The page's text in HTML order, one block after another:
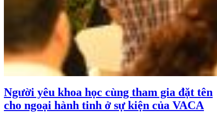
Người yêu khoa học cùng tham gia đặt tên
cho ngoại hành tinh ở sự kiện của VACA